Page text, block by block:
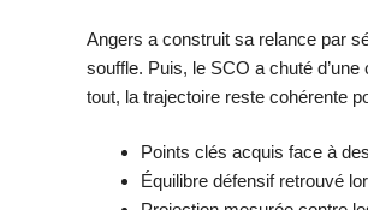
Angers a construit sa relance par
souffle. Puis, le SCO a chuté
tout, la trajectoire reste cohérente
Points clés acquis face à
Équilibre défensif retrouvé